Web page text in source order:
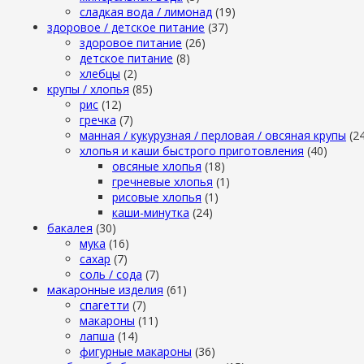
сладкая вода / лимонад (19)
здоровое / детское питание (37)
здоровое питание (26)
детское питание (8)
хлебцы (2)
крупы / хлопья (85)
рис (12)
гречка (7)
манная / кукурузная / перловая / овсяная крупы
хлопья и каши быстрого приготовления (40)
овсяные хлопья (18)
гречневые хлопья (1)
рисовые хлопья (1)
каши-минутка (24)
бакалея (30)
мука (16)
сахар (7)
cоль / cода (7)
макаронные изделия (61)
cпагетти (7)
макароны (11)
лапша (14)
фигурные макароны (36)